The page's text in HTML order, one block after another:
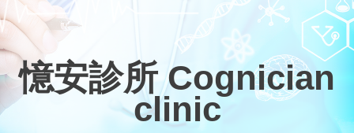
憶安診所 Cognician
clinic